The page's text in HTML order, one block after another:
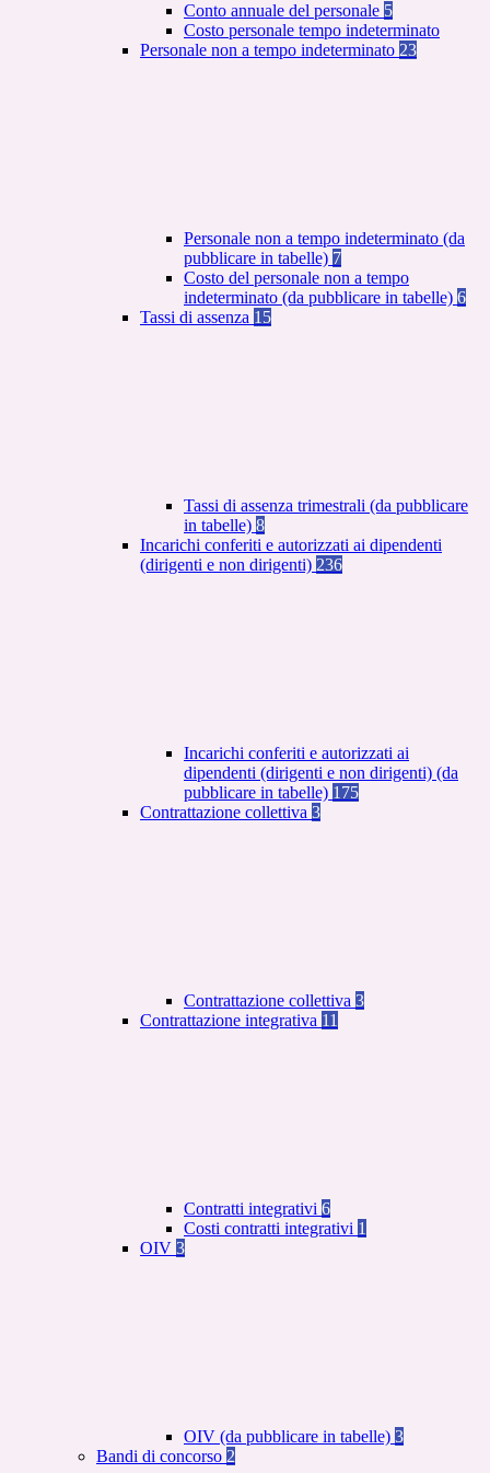
Conto annuale del personale 5
Costo personale tempo indeterminato
Personale non a tempo indeterminato 23
Personale non a tempo indeterminato (da
pubblicare in tabelle) 7
Costo del personale non a tempo
indeterminato (da pubblicare in tabelle) 6
Tassi di assenza 15
Tassi di assenza trimestrali (da pubblicare
in tabelle) 8
Incarichi conferiti e autorizzati ai dipendenti
(dirigenti e non dirigenti) 236
Incarichi conferiti e autorizzati ai
dipendenti (dirigenti e non dirigenti) (da
pubblicare in tabelle) 175
Contrattazione collettiva 3
Contrattazione collettiva 3
Contrattazione integrativa 11
Contratti integrativi 6
Costi contratti integrativi 1
OIV 3
OIV (da pubblicare in tabelle) 3
Bandi di concorso 2